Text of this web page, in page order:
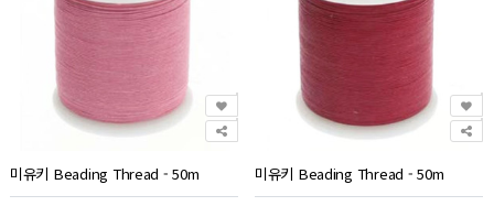
미유키 Beading Thread - 50m 미유키 Beading Thread - 50m